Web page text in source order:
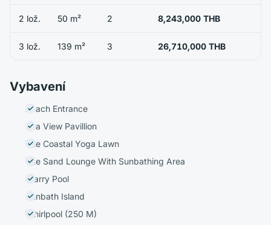
2 lož. 50 m² 2 8,243,000 THB
3 lož. 139 m² 3 26,710,000 THB
Vybavení
Beach Entrance
Sea View Pavillion
The Coastal Yoga Lawn
The Sand Lounge With Sunbathing Area
Starry Pool
Sunbath Island
Whirlpool (250 M)